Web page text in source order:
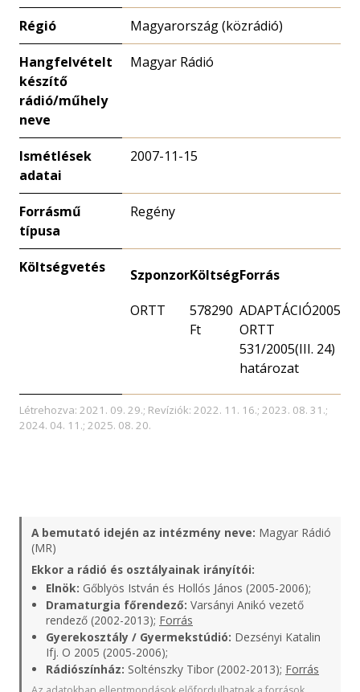
Régió Magyarország (közrádió)
Hangfelvételt
készítő
rádió/műhely
neve
Magyar Rádió
Ismétlések
adatai
2007-11-15
Forrásmű
típusa
Regény
Költségvetés SzponzorKöltségForrás
ORTT
578290
Ft
ADAPTÁCIÓ2005
ORTT
531/2005(III. 24)
határozat
Létrehozva: 2021. 09. 29.; Revíziók: 2022. 11. 16.; 2023. 08. 31.;
2024. 04. 11.; 2025. 08. 20.
A bemutató idején az intézmény neve: Magyar Rádió
(MR)
Ekkor a rádió és osztályainak irányítói:
Elnök: Gőblyös István és Hollós János (2005-2006);
Dramaturgia főrendező: Varsányi Anikó vezető
rendező (2002-2013); Forrás
Gyerekosztály / Gyermekstúdió: Dezsényi Katalin
Ifj. O 2005 (2005-2006);
Rádiószínház: Solténszky Tibor (2002-2013); Forrás